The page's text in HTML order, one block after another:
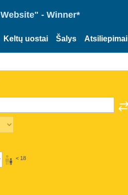
- Winner*
Keltų uostai Šalys Atsiliepimai
< 18